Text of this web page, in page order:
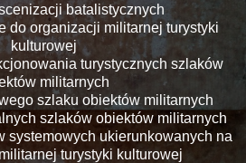
batalistycznych
do organizacji militarnej turystyki
kulturowej
turystycznych szlaków
militarnych
szlaku obiektów militarnych
szlaków obiektów militarnych
systemowych ukierunkowanych na
turystyki kulturowej